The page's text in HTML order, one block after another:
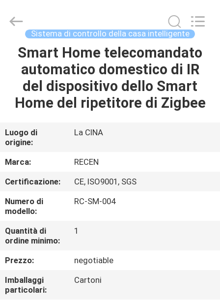
CASA
PRODOTTI
NOI
GIRO
DELLA
FABBRICA
CONTROLLO
DI
QUALITÀ
CONTATTICI
Chengdu
Recen
Technology
Sistema di controllo della casa intelligente
Smart Home telecomandato
automatico domestico di IR
del dispositivo dello Smart
Home del ripetitore di Zigbee
Luogo di
origine:
La CINA
Marca:
RECEN
Certificazione:
CE, ISO9001, SGS
Numero di
modello:
RC-SM-004
Quantità di
ordine minimo:
1
Prezzo:
negotiable
Imballaggi
particolari:
Cartoni